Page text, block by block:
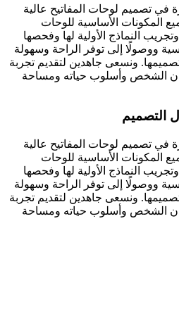
من الخبرة في تصميم لوحات المفاتيح عالية
المكونات الأساسية للوحات
النماذج الأولية لها وفحصها
ووصولًا إلى توفر الراحة وسهولة
ونسعى جاهدين لتقديم تجربة
الشخص وأسلوب حياته ومساحة
التصميم
من الخبرة في تصميم لوحات المفاتيح عالية
المكونات الأساسية للوحات
النماذج الأولية لها وفحصها
ووصولًا إلى توفر الراحة وسهولة
ونسعى جاهدين لتقديم تجربة
الشخص وأسلوب حياته ومساحة